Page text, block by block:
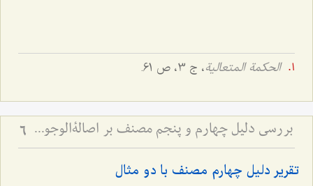
الحکمة المتعالیة، ج 3، ص 61.
بررسی دلیل چهارم و پنجم مصنف بر اصالةالوجود - نقد کلام حاجی سبزواری در امکان تحقق امور غیرمتناهی بین حاصرین 6
تقریر دلیل چهارم مصنف با دو مثال